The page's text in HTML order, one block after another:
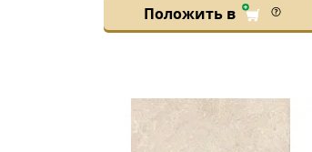
Положить в